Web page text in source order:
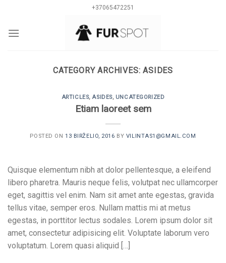
content
+37065472251
CATEGORY ARCHIVES:ASIDES
ARTICLES,ASIDES, UNCATEGORIZED
Etiam laoreet sem
POSTED ON13 BIRŽELIO, 2016 BY VILINTAS1@GMAIL.COM
Quisque elementum nibh at dolor pellentesque, a eleifend
libero pharetra. Mauris neque felis, volutpat nec ullamcorper
eget, sagittis vel enim. Nam sit amet ante egestas, gravida
tellus vitae, semper eros. Nullam mattis mi at metus
egestas, in porttitor lectus sodales. Lorem ipsum dolor sit
amet, consectetur adipisicing elit. Voluptate laborum vero
voluptatum. Lorem quasi aliquid […]